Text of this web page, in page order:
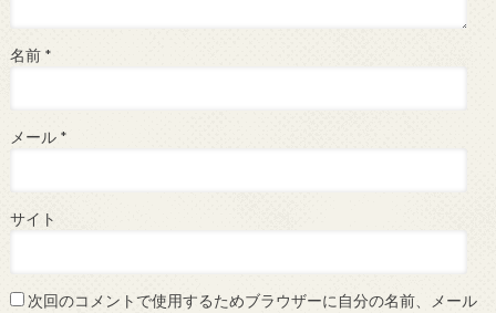
名前 *
メール *
サイト
次回のコメントで使用するためブラウザーに自分の名前、メール